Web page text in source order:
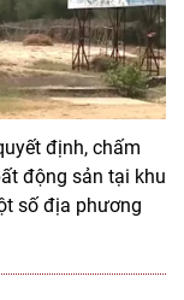
định, chấm
động sản tại khu
số địa phương